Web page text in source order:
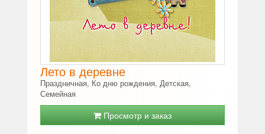
Лето в деревне
Праздничная, Ко дню рождения, Детская,
Семейная
Просмотр и заказ